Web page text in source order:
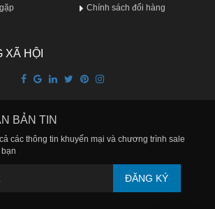
Chính sách đổi hàng
XÃ HỘI
BẢN TIN
các thông tin khuyến mại và chương trình sale
ĐĂNG KÝ